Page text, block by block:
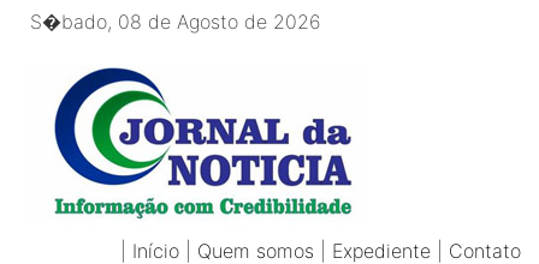
S�bado, 08 de Agosto de 2026
Início Quem somos Expediente Contato